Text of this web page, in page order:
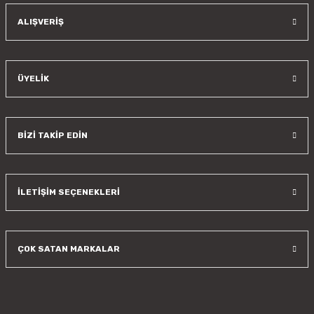
ALIŞVERİŞ
ÜYELİK
BİZİ TAKİP EDİN
İLETİŞİM SEÇENEKLERİ
ÇOK SATAN MARKALAR